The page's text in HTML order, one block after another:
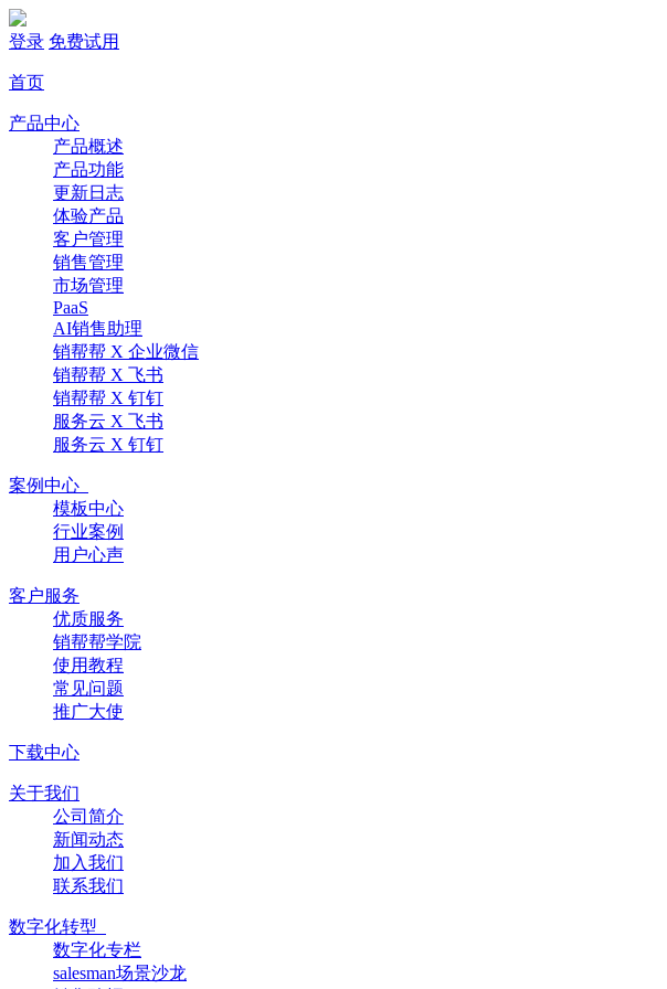
登录 免费试用
首页
产品中心
产品概述
产品功能
更新日志
体验产品
客户管理
销售管理
市场管理
PaaS
AI销售助理
销帮帮 X 企业微信
销帮帮 X 飞书
销帮帮 X 钉钉
服务云 X 飞书
服务云 X 钉钉
案例中心
模板中心
行业案例
用户心声
客户服务
优质服务
销帮帮学院
使用教程
常见问题
推广大使
下载中心
关于我们
公司简介
新闻动态
加入我们
联系我们
数字化转型
数字化专栏
salesman场景沙龙